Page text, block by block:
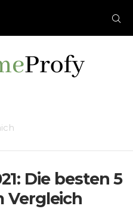
Die besten 5
Vergleich